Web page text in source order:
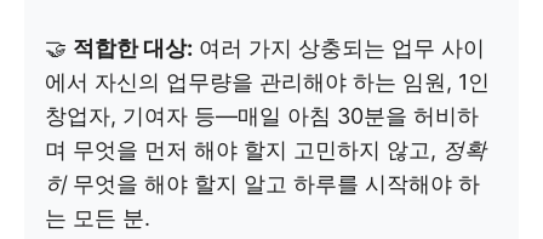
🤝 적합한 대상: 여러 가지 상충되는 업무 사이
에서 자신의 업무량을 관리해야 하는 임원, 1인
창업자, 기여자 등—매일 아침 30분을 허비하
며 무엇을 먼저 해야 할지 고민하지 않고, 정확
히무엇을 해야 할지 알고 하루를 시작해야 하
는 모든 분.